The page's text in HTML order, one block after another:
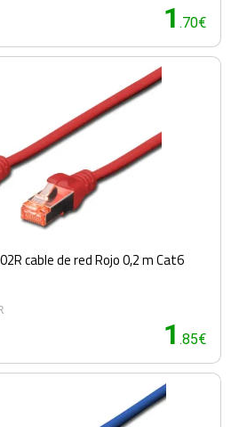
1 .70€
cable de red Rojo 0,2 m Cat6
1 .85€